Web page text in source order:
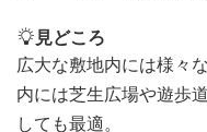
見どころ
広大な敷地内には様々
内には芝生広場や遊歩
しても最適。